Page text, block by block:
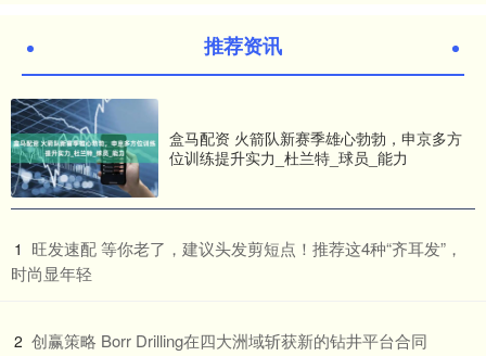
推荐资讯
盒马配资 火箭队新赛季雄心勃勃，申京多方
位训练提升实力_杜兰特_球员_能力
1 ​旺发速配 等你老了，建议头发剪短点！推荐这4种“齐耳发”，
时尚显年轻
2 ​创赢策略 Borr Drilling在四大洲域斩获新的钻井平台合同